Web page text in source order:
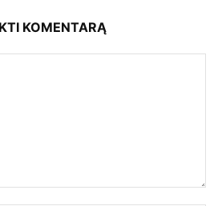
KOMENTARĄ